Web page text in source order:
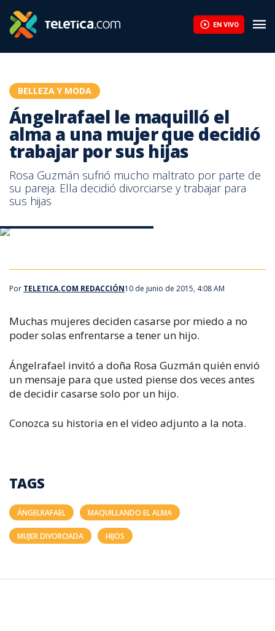
EN VIVO
BELLEZA Y MODA
Ángelrafael le maquilló el
alma a una mujer que decidió
trabajar por sus hijas
Rosa Guzmán sufrió mucho maltrato por parte de
su pareja. Ella decidió divorciarse y trabajar para
sus hijas
Por TELETICA.COM REDACCIÓN10 de junio de 2015, 4:08 AM
Muchas mujeres deciden casarse por miedo a no
poder solas enfrentarse a tener un hijo.
Ángelrafael invitó a doña Rosa Guzmán quién envió
un mensaje para que usted piense dos veces antes
de decidir casarse solo por un hijo.
Conozca su historia en el video adjunto a la nota.
TAGS
ÁNGELRAFAEL MAQUILLANDO EL ALMA
MUJER DIVORCIADA HIJOS